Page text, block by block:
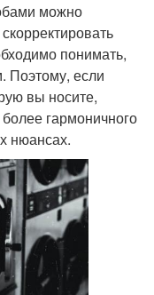
можно
понимать,
Поэтому, если
вы носите,
гармоничного
нюансах.